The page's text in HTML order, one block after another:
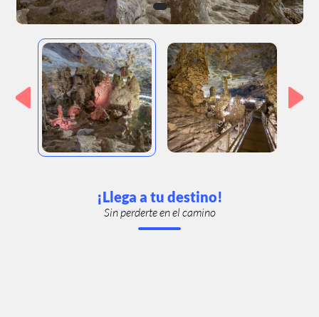
¡Llega a tu destino!
Sin perderte en el camino